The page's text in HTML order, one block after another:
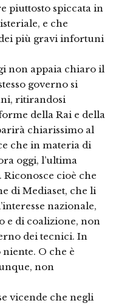
piuttosto spiccata in
e che
più gravi infortuni
non appaia chiaro il
governo si
ritirandosi
della Rai e della
chiarissimo al
che in materia di
oggi, l’ultima
cioè che
di Mediaset, che li
nazionale,
e di coalizione, non
dei tecnici. In
O che è
non
vicende che negli